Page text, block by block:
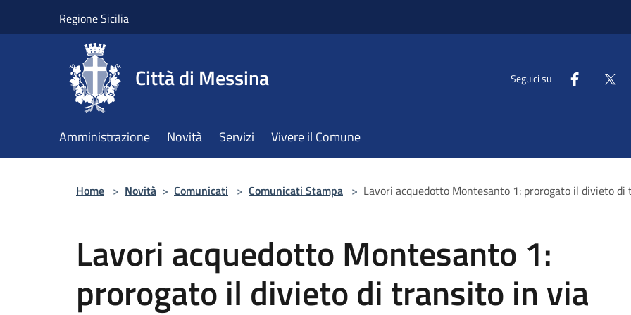
Regione Sicilia
Città di Messina Seguici su
Amministrazione Novità Servizi Vivere il Comune
Home > Novità > Comunicati > Comunicati Stampa > Lavori acquedotto Montesanto 1: prorogato il divieto
Lavori acquedotto Montesanto 1:
prorogato il divieto di transito in via